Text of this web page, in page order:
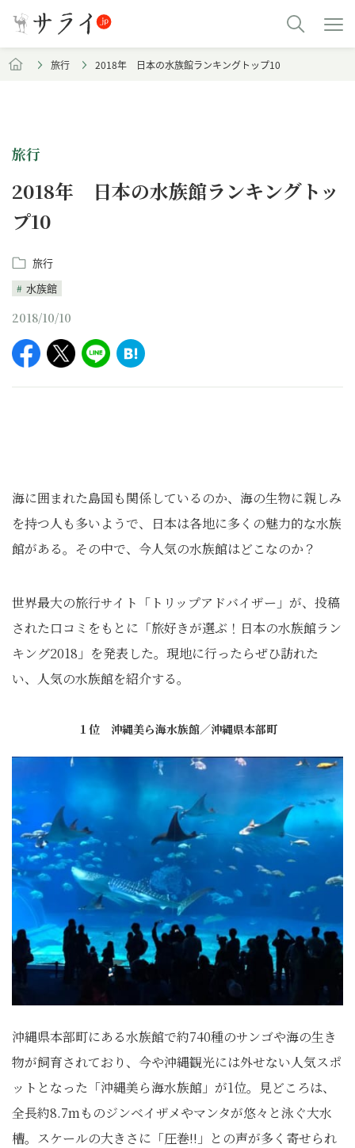
旅行 2018年 日本の水族館ランキングトップ10
旅行
2018年 日本の水族館ランキングトッ
プ10
旅行
水族館
2018/10/10
海に囲まれた島国も関係しているのか、海の生物に親しみ
を持つ人も多いようで、日本は各地に多くの魅力的な水族
館がある。その中で、今人気の水族館はどこなのか？
世界最大の旅行サイト「トリップアドバイザー」が、投稿
された口コミをもとに「旅好きが選ぶ！日本の水族館ラン
キング2018」を発表した。現地に行ったらぜひ訪れた
い、人気の水族館を紹介する。
１位 沖縄美ら海水族館／沖縄県本部町
沖縄県本部町にある水族館で約740種のサンゴや海の生き
物が飼育されており、今や沖縄観光には外せない人気スポ
ットとなった「沖縄美ら海水族館」が1位。見どころは、
全長約8.7mものジンベイザメやマンタが悠々と泳ぐ大水
槽。スケールの大きさに「圧巻!!」との声が多く寄せられ